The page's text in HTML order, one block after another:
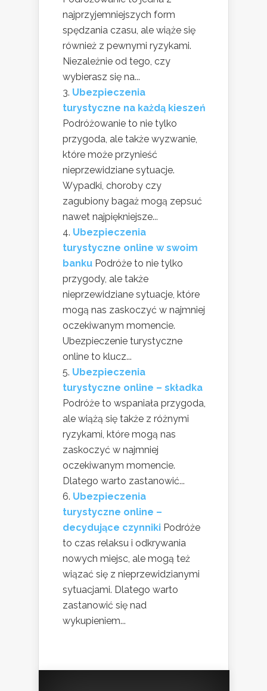
najprzyjemniejszych form
spędzania czasu, ale wiąże się
również z pewnymi ryzykami.
Niezależnie od tego, czy
wybierasz się na...
Ubezpieczenia
turystyczne na każdą kieszeń
Podróżowanie to nie tylko
przygoda, ale także wyzwanie,
które może przynieść
nieprzewidziane sytuacje.
Wypadki, choroby czy
zagubiony bagaż mogą zepsuć
nawet najpiękniejsze...
Ubezpieczenia
turystyczne online w swoim
banku Podróże to nie tylko
przygody, ale także
nieprzewidziane sytuacje, które
mogą nas zaskoczyć w najmniej
oczekiwanym momencie.
Ubezpieczenie turystyczne
online to klucz...
Ubezpieczenia
turystyczne online – składka
Podróże to wspaniała przygoda,
ale wiążą się także z różnymi
ryzykami, które mogą nas
zaskoczyć w najmniej
oczekiwanym momencie.
Dlatego warto zastanowić...
Ubezpieczenia
turystyczne online –
decydujące czynniki Podróże
to czas relaksu i odkrywania
nowych miejsc, ale mogą też
wiązać się z nieprzewidzianymi
sytuacjami. Dlatego warto
zastanowić się nad
wykupieniem...